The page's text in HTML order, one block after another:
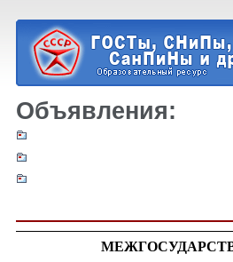
Объявления: